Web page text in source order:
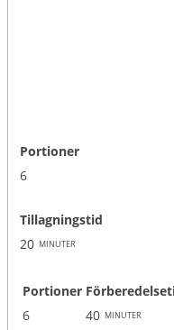
Portioner
6
Tillagningstid
20 minuter
Portioner
6
40 minuter